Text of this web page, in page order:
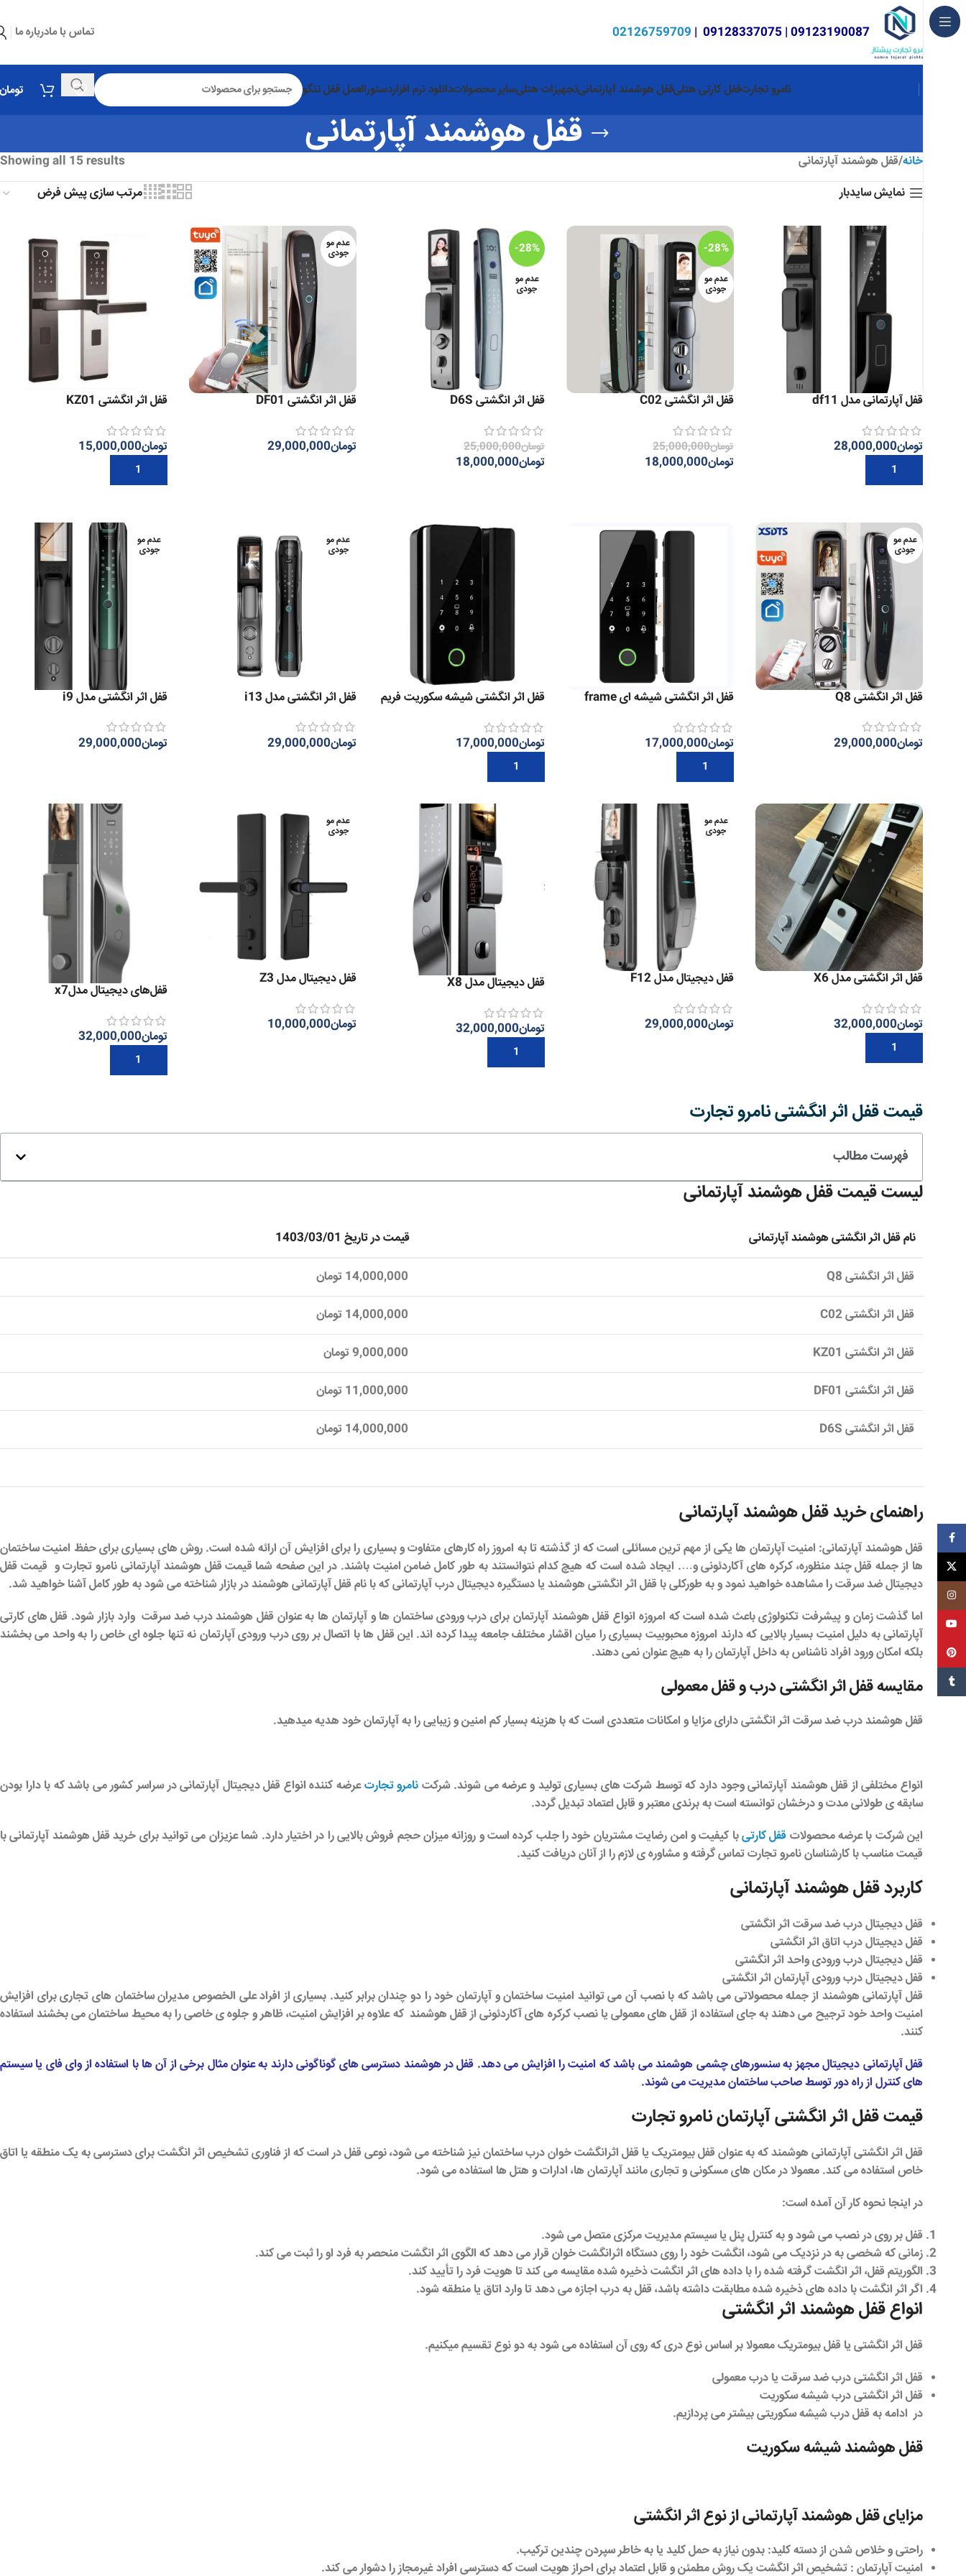
09123190087
|
09128337075
|
02126759709 تماس با مادرباره ما
نامرو تجارتقفل کارتی هتلیقفل هوشمند آپارتمانیتجهیزات هتلیسایر محصولاتدانلود نرم افزاردستورالعمل قفل تنگو تومان
قفل هوشمند آپارتمانی
خانه قفل هوشمند آپارتمانی
Showing all 15 results
نمایش سایدبار
قفل آپارتمانی مدل df11
تومان28,000,000
افزودن به سبد خرید
-28%
عدم مو
جودی
قفل اثر انگشتی C02
تومان25,000,000
تومان18,000,000
-28%
عدم مو
جودی
قفل اثر انگشتی D6S
تومان25,000,000
تومان18,000,000
عدم مو
جودی
قفل اثر انگشتی DF01
تومان29,000,000
قفل اثر انگشتی KZ01
تومان15,000,000
افزودن به سبد خرید
عدم مو
جودی
قفل اثر انگشتی Q8
تومان29,000,000
قفل اثر انگشتی شیشه ای frame
تومان17,000,000
افزودن به سبد خرید
قفل اثر انگشتی شیشه سکوریت فریم
تومان17,000,000
افزودن به سبد خرید
عدم مو
جودی
قفل اثر انگشتی مدل i13
تومان29,000,000
عدم مو
جودی
قفل اثر انگشتی مدل i9
تومان29,000,000
قفل اثر انگشتی مدل X6
تومان32,000,000
افزودن به سبد خرید
عدم مو
جودی
قفل دیجیتال مدل F12
تومان29,000,000
قفل دیجیتال مدل X8
تومان32,000,000
افزودن به سبد خرید
عدم مو
جودی
قفل دیجیتال مدل Z3
تومان10,000,000
قفل‌های دیجیتال مدلx7
تومان32,000,000
افزودن به سبد خرید
قیمت قفل اثر انگشتی نامرو تجارت
فهرست مطالب
لیست قیمت قفل هوشمند آپارتمانی
نام قفل اثر انگشتی هوشمند آپارتمانی قیمت در تاریخ 1403/03/01
قفل اثر انگشتی Q8 14,000,000 تومان
قفل اثر انگشتی C02 14,000,000 تومان
قفل اثر انگشتی KZ01 9,000,000 تومان
قفل اثر انگشتی DF01 11,000,000 تومان
قفل اثر انگشتی D6S 14,000,000 تومان
راهنمای خرید قفل هوشمند آپارتمانی
قفل هوشمند آپارتمانی: امنیت آپارتمان ها یکی از مهم ترین مسائلی است که از گذشته تا به امروز راه کارهای متفاوت و بسیاری را برای افزایش آن ارائه شده است. روش های بسیاری برای حفظ امنیت ساختمان
ها از جمله قفل چند منظوره، کرکره های آکاردئونی و…. ایجاد شده است که هیچ کدام نتوانستند به طور کامل ضامن امنیت باشند. در این صفحه شماقیمت قفل هوشمند آپارتمانی نامرو تجارتو قیمت قفل
دیجیتال ضد سرقت را مشاهده خواهید نمود و به طورکلی با قفل اثر انگشتی هوشمند یا دستگیره دیجیتال درب آپارتمانی که با نام قفل آپارتمانی هوشمند در بازار شناخته می شود به طور کامل آشنا خواهید شد.
اما گذشت زمان و پیشرفت تکنولوژی باعث شده است که امروزه انواع قفل هوشمند آپارتمان برای درب ورودی ساختمان ها و آپارتمان ها به عنوانقفل هوشمند درب ضد سرقتوارد بازار شود. قفل های کارتی
آپارتمانی به دلیل امنیت بسیار بالایی که دارند امروزه محبوبیت بسیاری را میان اقشار مختلف جامعه پیدا کرده اند. این قفل ها با اتصال بر روی درب ورودی آپارتمان نه تنها جلوه ای خاص را به واحد می بخشند
بلکه امکان ورود افراد ناشناس به داخل آپارتمان را به هیچ عنوان نمی دهند.
مقایسه قفل اثر انگشتی درب و قفل معمولی
قفل هوشمند درب ضد سرقت اثر انگشتی دارای مزایا و امکانات متعددی است که با هزینه بسیار کم امنین و زیبایی را به آپارتمان خود هدیه میدهید.
انواع مختلفی ازقفل هوشمند آپارتمانیوجود دارد که توسط شرکت های بسیاری تولید و عرضه می شوند.شرکت نامرو تجارتعرضه کننده انواع قفل دیجیتال آپارتمانیدر سراسر کشور می باشد که با دارا بودن
سابقه ی طولانی مدت و درخشان توانسته است به برندی معتبر و قابل اعتماد تبدیل گردد.
این شرکت با عرضه محصولات قفل کارتیبا کیفیت و امن رضایت مشتریان خود را جلب کرده است و روزانه میزان حجم فروش بالایی را در اختیار دارد. شما عزیزان می توانید برای خرید قفل هوشمند آپارتمانیبا
قیمت مناسب با کارشناسان نامرو تجارتتماس گرفته و مشاوره ی لازم را از آنان دریافت کنید.
کاربرد قفل هوشمند آپارتمانی
قفل دیجیتال درب ضد سرقت اثر انگشتی
قفل دیجیتال درب اتاق اثر انگشتی
قفل دیجیتال درب ورودی واحد اثر انگشتی
قفل دیجیتال درب ورودی آپارتمان اثر انگشتی
قفل آپارتمانی هوشمند از جمله محصولاتی می باشد که با نصب آن می توانید امنیت ساختمان و آپارتمان خود را دو چندان برابر کنید. بسیاری از افراد علی الخصوص مدیران ساختمان های تجاری برای افزایش
امنیت واحد خود ترجیح می دهند به جای استفاده از قفل های معمولی یا نصب کرکره های آکاردئونی ازقفل هوشمند که علاوه بر افزایش امنیت، ظاهر و جلوه ی خاصی را به محیط ساختمان می بخشند استفاده
کنند.
قفل آپارتمانی دیجیتالمجهز بهسنسورهای چشمی هوشمندمی باشد که امنیت را افزایش می دهد. قفل در هوشمند دسترسی های گوناگونی دارند به عنوان مثال برخی از آن ها با استفاده از وای فای یا سیستم
های کنترل از راه دور توسط صاحب ساختمان مدیریت می شوند.
قیمت قفل اثر انگشتی آپارتمان نامرو تجارت
قفل اثر انگشتی آپارتمانی هوشمند که به عنوان قفل بیومتریک یا قفل اثرانگشت خوان درب ساختمان نیز شناخته می شود، نوعی قفل در است که از فناوری تشخیص اثر انگشت برای دسترسی به یک منطقه یا اتاق
خاص استفاده می کند. معمولا در مکان های مسکونی و تجاری مانند آپارتمان ها، ادارات و هتل ها استفاده می شود.
در اینجا نحوه کار آن آمده است:
قفل بر روی در نصب می شود و به کنترل پنل یا سیستم مدیریت مرکزی متصل می شود.
زمانی که شخصی به در نزدیک می شود، انگشت خود را روی دستگاه اثرانگشت خوان قرار می دهد که الگوی اثر انگشت منحصر به فرد او را ثبت می کند.
الگوریتم قفل، اثر انگشت گرفته شده را با داده های اثر انگشت ذخیره شده مقایسه می کند تا هویت فرد را تأیید کند.
اگر اثر انگشت با داده های ذخیره شده مطابقت داشته باشد، قفل به درب اجازه می دهد تا وارد اتاق یا منطقه شود.
انواع قفل هوشمند اثر انگشتی
قفل اثر انگشتی یا قفل بیومتریک معمولا بر اساس نوع دری که روی آن استفاده می شود به دو نوع تقسیم میکنیم.
قفل اثر انگشتی درب ضد سرقت یا درب معمولی
قفل اثر انگشتی درب شیشه سکوریت
در ادامه به قفل درب شیشه سکوریتی بیشتر می پردازیم.
قفل هوشمند شیشه سکوریت
مزایای قفل هوشمند آپارتمانی از نوع اثر انگشتی
راحتی و خلاص شدن از دسته کلید: بدون نیاز به حمل کلید یا به خاطر سپردن چندین ترکیب.
امنیت آپارتمان : تشخیص اثر انگشت یک روش مطمئن و قابل اعتماد برای احراز هویت است که دسترسی افراد غیرمجاز را دشوار می کند.
ایکس
یوتیوب
پین‌ترست
تامبل